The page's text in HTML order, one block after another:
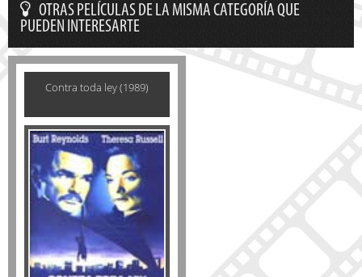
OTRAS PELÍCULAS DE LA MISMA CATEGORÍA QUE
PUEDEN INTERESARTE
Contra toda ley (1989)